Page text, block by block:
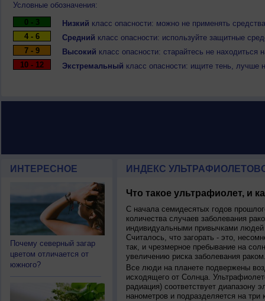
Условные обозначения:
0 - 3
Низкий класс опасности: можно не применять
4 - 6
Средний класс опасности: используйте защитные
7 - 9
Высокий класс опасности: старайтесь не
10 - 12
Экстремальный класс опасности: ищите тень, лучше
ИНТЕРЕСНОЕ
Почему северный загар
цветом отличается от
южного?
ИНДЕКС
Что такое ультрафиолет, и
С начала семидесятых годов
количества случаев заболевания
индивидуальными привычками
Считалось, что загорать - это,
так, и чрезмерное пребывание на
увеличению риска заболевания
Все люди на планете подвержены
исходящего от Солнца.
радиация) соответствует диапазону
нанометров и подразделяется на три